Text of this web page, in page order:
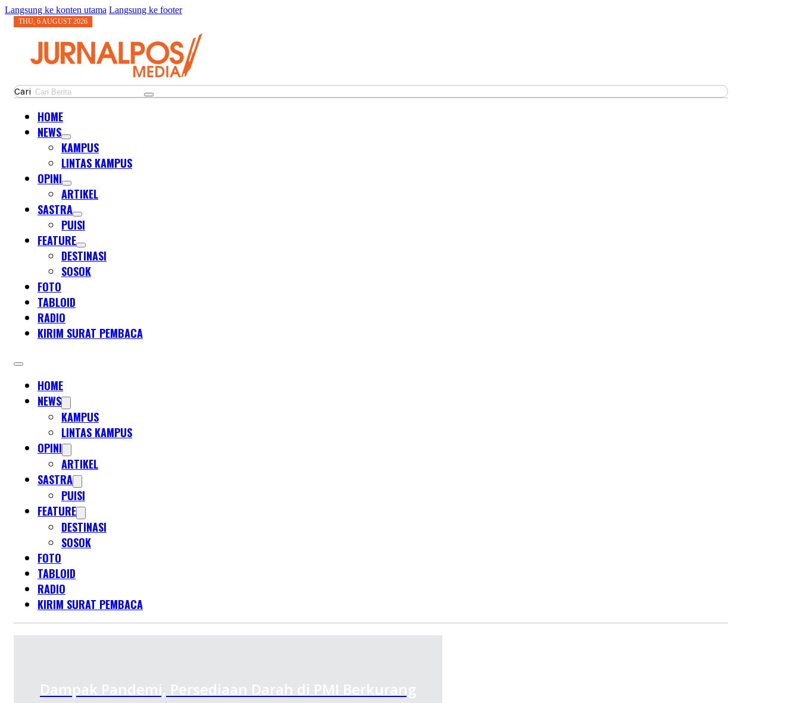
Langsung ke konten utama Langsung ke footer
THU, 6 AUGUST 2026
Cari
HOME
NEWS
KAMPUS
LINTAS KAMPUS
OPINI
ARTIKEL
SASTRA
PUISI
FEATURE
DESTINASI
SOSOK
FOTO
TABLOID
RADIO
KIRIM SURAT PEMBACA
HOME
NEWS
KAMPUS
LINTAS KAMPUS
OPINI
ARTIKEL
SASTRA
PUISI
FEATURE
DESTINASI
SOSOK
FOTO
TABLOID
RADIO
KIRIM SURAT PEMBACA
Dampak Pandemi, Persediaan Darah di PMI Berkurang